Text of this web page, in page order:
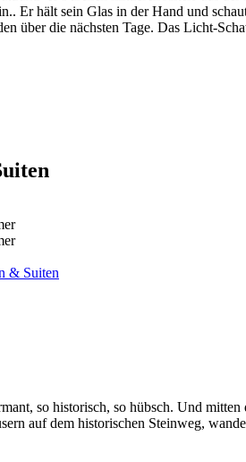
& Suiten
so historisch, so hübsch. Und
auf dem historischen Steinweg,